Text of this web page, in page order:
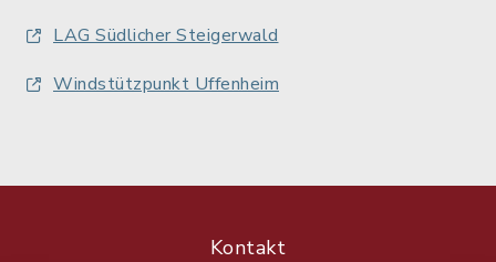
LAG Südlicher Steigerwald
Windstützpunkt Uffenheim
Kontakt